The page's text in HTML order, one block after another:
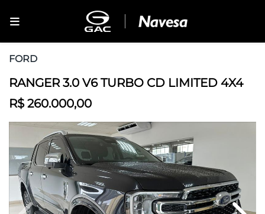
FORD
RANGER 3.0 V6 TURBO CD LIMITED 4X4
R$ 260.000,00